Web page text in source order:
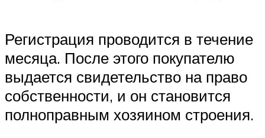
Регистрация проводится в течение
месяца. После этого покупателю
выдается свидетельство на право
собственности, и он становится
полноправным хозяином строения.